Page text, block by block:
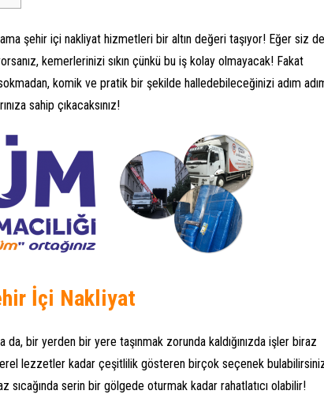
şehir içi nakliyat hizmetleri bir altın değeri taşıyor! Eğer siz de
kemerlerinizi sıkın çünkü bu iş kolay olmayacak! Fakat
komik ve pratik bir şekilde halledebileceğinizi adım
sahip çıkacaksınız!
İçi Nakliyat
bir yerden bir yere taşınmak zorunda kaldığınızda işler biraz
lezzetler kadar çeşitlilik gösteren birçok seçenek
sıcağında serin bir gölgede oturmak kadar rahatlatıcı olabilir!